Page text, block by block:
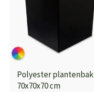
Polyester plantenbak
70x70x70 cm